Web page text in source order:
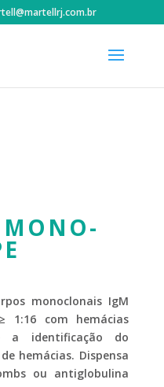
monoclonais IgM
1:16 com hemácias
a identificação do
hemácias. Dispensa
ou antiglobulina